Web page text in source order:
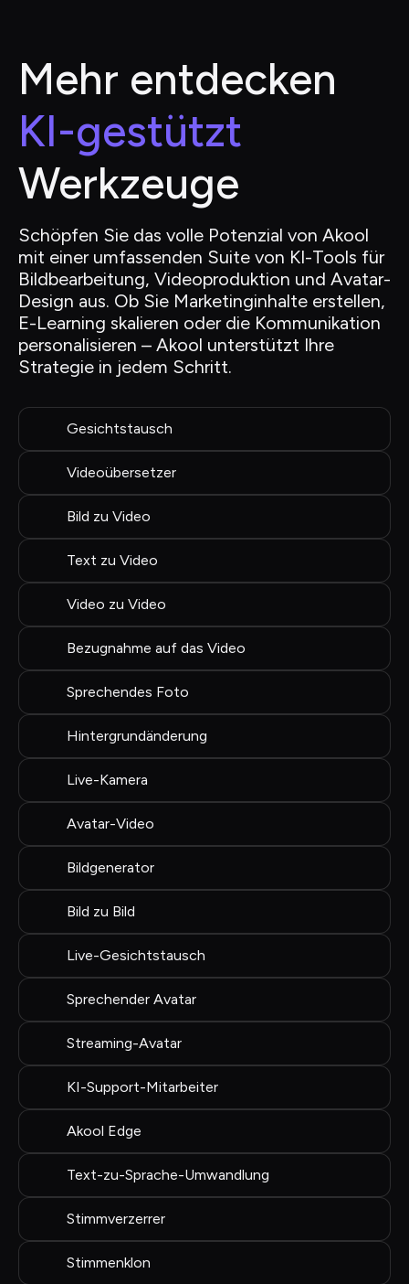
Mehr entdecken
KI-gestützt
Werkzeuge
Schöpfen Sie das volle Potenzial von Akool
mit einer umfassenden Suite von KI-Tools für
Bildbearbeitung, Videoproduktion und Avatar-
Design aus. Ob Sie Marketinginhalte erstellen,
E-Learning skalieren oder die Kommunikation
personalisieren – Akool unterstützt Ihre
Strategie in jedem Schritt.
Gesichtstausch
Videoübersetzer
Bild zu Video
Text zu Video
Video zu Video
Bezugnahme auf das Video
Sprechendes Foto
Hintergrundänderung
Live-Kamera
Avatar-Video
Bildgenerator
Bild zu Bild
Live-Gesichtstausch
Sprechender Avatar
Streaming-Avatar
KI-Support-Mitarbeiter
Akool Edge
Text-zu-Sprache-Umwandlung
Stimmverzerrer
Stimmenklon